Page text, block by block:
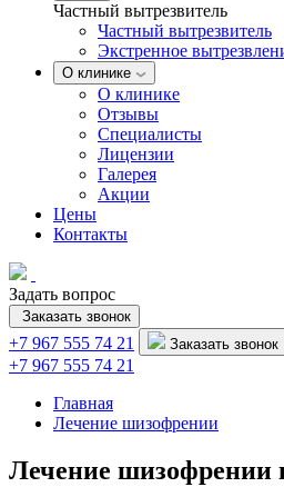
Частный вытрезвитель
Частный вытрезвитель
Экстренное
О клинике
О клинике
Отзывы
Специалисты
Лицензии
Галерея
Акции
Цены
Контакты
Задать вопрос
Заказать звонок
+7 967 555 74 21 Заказать звонок
+7 967 555 74 21
Главная
Лечение шизофрении
Лечение шизофрении